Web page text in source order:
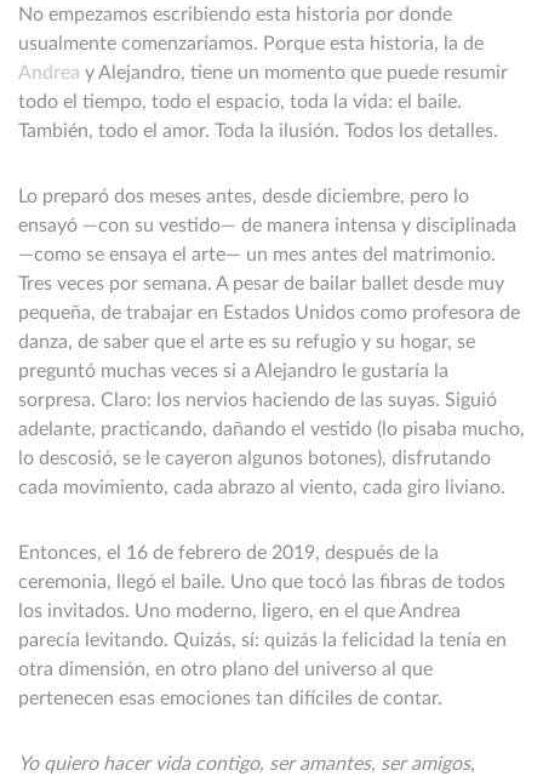
No empezamos escribiendo esta historia por donde
usualmente comenzaríamos. Porque esta historia, la de
Andrea y Alejandro, tiene un momento que puede resumir
todo el tiempo, todo el espacio, toda la vida: el baile.
También, todo el amor. Toda la ilusión. Todos los detalles.
Lo preparó dos meses antes, desde diciembre, pero lo
ensayó —con su vestido— de manera intensa y disciplinada
—como se ensaya el arte— un mes antes del matrimonio.
Tres veces por semana. A pesar de bailar ballet desde muy
pequeña, de trabajar en Estados Unidos como profesora de
danza, de saber que el arte es su refugio y su hogar, se
preguntó muchas veces si a Alejandro le gustaría la
sorpresa. Claro: los nervios haciendo de las suyas. Siguió
adelante, practicando, dañando el vestido (lo pisaba mucho,
lo descosió, se le cayeron algunos botones), disfrutando
cada movimiento, cada abrazo al viento, cada giro liviano.
Entonces, el 16 de febrero de 2019, después de la
ceremonia, llegó el baile. Uno que tocó las fibras de todos
los invitados. Uno moderno, ligero, en el que Andrea
parecía levitando. Quizás, sí: quizás la felicidad la tenía en
otra dimensión, en otro plano del universo al que
pertenecen esas emociones tan difíciles de contar.
Yo quiero hacer vida contigo, ser amantes, ser amigos,